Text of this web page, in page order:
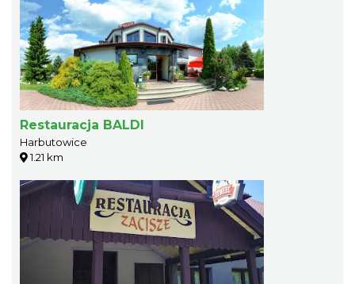
Restauracja BALDI
Harbutowice
1.21 km